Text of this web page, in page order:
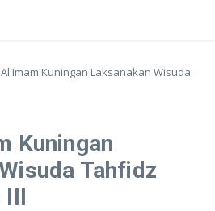
Al Imam Kuningan Laksanakan Wisuda
Kuningan
Tahfidz
III